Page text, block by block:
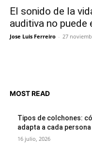
El sonido de la
auditiva no puede
Jose Luis Ferreiro - 27
MOST READ
Tipos de colchones:
adapta a cada persona
16 julio, 2026